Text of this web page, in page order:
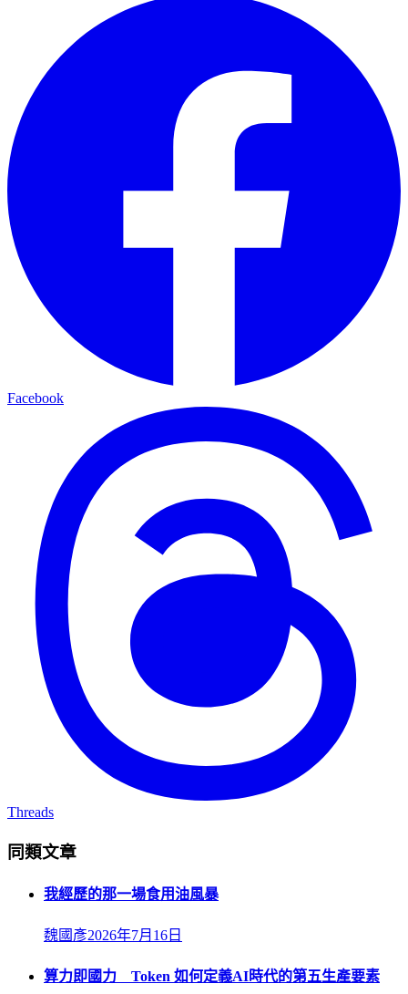
Facebook
Threads
同類文章
我經歷的那一場食用油風暴
魏國彥2026年7月16日
算力即國力 Token 如何定義AI時代的第五生產要素